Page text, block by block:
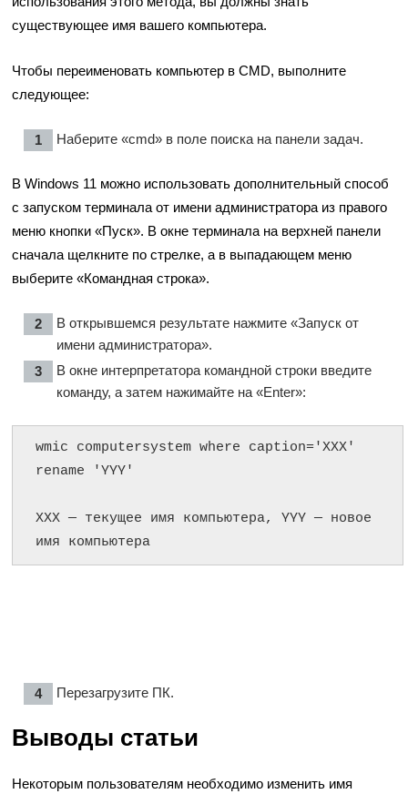
существующее имя вашего компьютера.
Чтобы переименовать компьютер в CMD, выполните
следующее:
Наберите «cmd» в поле поиска на панели задач.
В Windows 11 можно использовать дополнительный способ
с запуском терминала от имени администратора из правого
меню кнопки «Пуск». В окне терминала на верхней панели
сначала щелкните по стрелке, а в выпадающем меню
выберите «Командная строка».
В открывшемся результате нажмите «Запуск от
имени администратора».
В окне интерпретатора командной строки введите
команду, а затем нажимайте на «Enter»:
wmic computersystem where caption='XXX'
rename 'YYY'
XXX — текущее имя компьютера, YYY — новое
имя компьютера
Перезагрузите ПК.
Выводы статьи
Некоторым пользователям необходимо изменить имя